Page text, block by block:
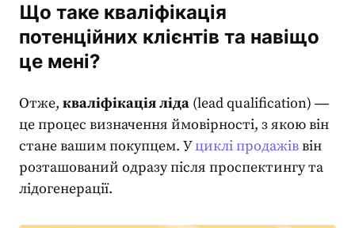
Що таке кваліфікація
потенційних клієнтів та навіщо
це мені?
Отже, кваліфікація ліда (lead qualification) ―
це процес визначення ймовірності, з якою він
стане вашим покупцем. Уциклі продажіввін
розташований одразу після проспектингу та
лідогенерації.